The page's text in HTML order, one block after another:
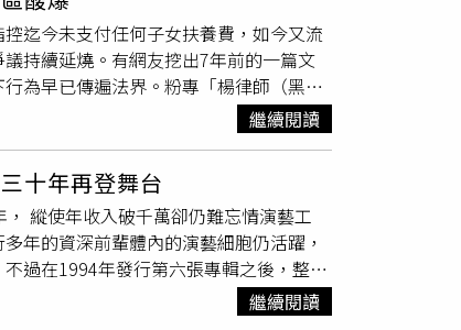
實驗，查閱學術期刊才知，自己變成了
到的第一筆款項是在2021年7月，但周
但實際查詢台師大的總務系統，該筆款
2年的受試者費用，直到2022、2023年
力，終於成為台師大學生，卻被教練威
練的後果，在體育圈、教育界恐怕混不
迄今未支付任何子女扶養費，如今又流
持續延燒。有網友挖出7年前的一篇文
為早已傳遍法界。粉專「楊律師（黑心
：「妳做妳的決定，我就會做我的決
作，我沒有辦法。事實上來說，即便，
校園演講，文章發布時間為2018年5月
聽他2小時的演講。」沒想到底下全是對
有搞錯」 、 「學校請不到人了？」 、
試的禁忌嗎」 、 「是沒人可以開課了
渣男行徑，還有違反律師倫理被記申
繼續閱讀
十年再登舞台
縱使年收入破千萬卻仍難忘情演藝工
年的資深前輩體內的演藝細胞仍活躍，
過在1994年發行第六張專輯之後，整團
飲、夜店、燈光音響器材等生意，消失
方快車重新正式復出，由主唱姚可傑、
繼續閱讀